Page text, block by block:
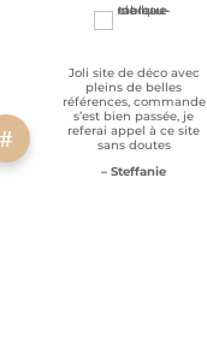
Joli site de déco avec
pleins de belles
références, commande
s’est bien passée, je
referai appel à ce site
sans doutes
– Steffanie